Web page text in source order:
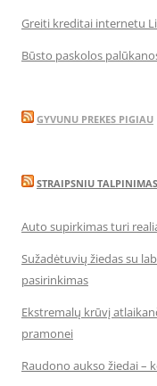
Greiti kreditai internetu
Būsto paskolos
GYVUNU PREKES PIGIAU
STRAIPSNIU TALPINIMAS
Auto supirkimas turi
Sužadėtuvių žiedas su
pasirinkimas
Ekstremalų krūvį
pramonei
Raudono aukso žiedai –